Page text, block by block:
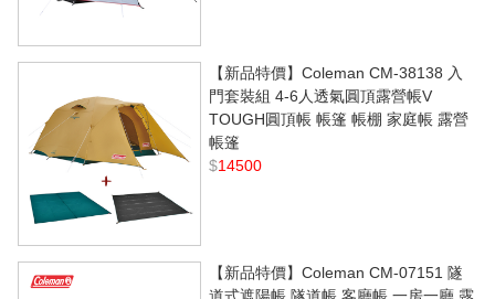
【新品特價】Coleman CM-38138 入
門套裝組 4-6人透氣圓頂露營帳V
TOUGH圓頂帳 帳篷 帳棚 家庭帳 露營
帳篷
$14500
【新品特價】Coleman CM-07151 隧
道式遮陽帳 隧道帳 客廳帳 一房一廳 露